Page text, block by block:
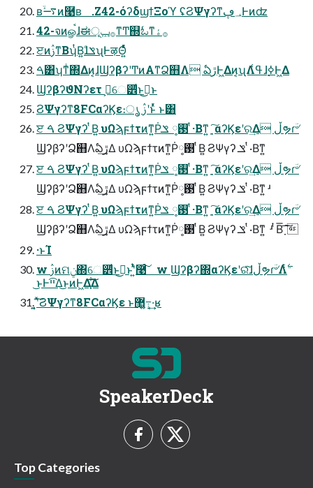
ʙ࠷ۙͷ࿩ʙ .Z42-όʔδϣϯΞοϓ ʢϨΨγʔͳ؀ڥͰͷʣ
42-จͷௐࠪɺಈ࡞ݕূͳͲ஍ಓͳ࡞ۀ
ੲͷࢲͳΒʮͭΒ͍ɺݏͩʯͰऴΘ͍ͬͯͨ
ࠓ͸ʮͳͥ΍Δͷ͔ɺϢʔβʔʹͲͷΑ͏ͳՁ஋Λ ఏڙͰ͖Δͷ͔ʯΛߟ͑ɺ࣮ߦͰ͖Δ
ϢʔβʔϑΝʔετ ࢲ͕େ੾ͩͱࢥ͏͜ͱ
ϨΨγʔͳ8FCαʔϏε։ൃ ࢲʹͱͬͯ ͱ͸
ੲ ࠓ ϨΨγʔ ͭΒ͍ υΩϡϝϯτͷͳ͍Ṗ࢓༷ ݏ ͭ·Βͳ͍ ָ͍͠ αʔϏεʹର͢Δ ڵຯɾؔ৺
ϢʔβʔʹՁ஋Λఏڙ͢Δ υΩϡϝϯτͷͳ͍Ṗ࢓༷ ͭΒ͍ ϨΨγʔ ݏ ͭ·Βͳ͍ 
ੲ ࠓ ϨΨγʔ ͭΒ͍ υΩϡϝϯτͷͳ͍Ṗ࢓༷ ݏ ͭ·Βͳ͍ ָ͍͠ αʔϏεʹର͢Δ ڵຯɾؔ৺
ϢʔβʔʹՁ஋Λఏڙ͢Δ υΩϡϝϯτͷͳ͍Ṗ࢓༷ ͭΒ͍ ϨΨγʔ ݏ ͭ·Βͳ͍ ʴ
ੲ ࠓ ϨΨγʔ ͭΒ͍ υΩϡϝϯτͷͳ͍Ṗ࢓༷ ݏ ͭ·Βͳ͍ ָ͍͠ αʔϏεʹର͢Δ ڵຯɾؔ৺
ϢʔβʔʹՁ஋Λఏڙ͢Δ υΩϡϝϯτͷͳ͍Ṗ࢓༷ ͭΒ͍ ϨΨγʔ ݏ ͭ·Βͳ͍  ʴ ͭΒ͞ ָ͠͞
·ͱΊ
w ࢲͷମݧ΍େ੾ͩͱࢥ͏͜ͱʹ͍ͭͯ࿩ͨ͠ w Ϣʔβʔ΍αʔϏεʹରͯ͠ɺڵຯɾؔ৺Λ࣋ͭ
͜ͱͰײ͡Δ͜ͱͷͰ͖Δָ͕͋͠͞Δ
͍͔ʹͯ͠ϨΨγʔͳ8FCαʔϏε ͱ޲͖߹͍·͔͢ʁ
SpeakerDeck
Top Categories